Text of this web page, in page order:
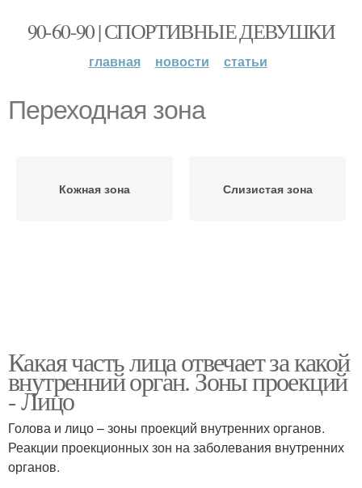
90-60-90 | СПОРТИВНЫЕ ДЕВУШКИ
главная новости статьи
Переходная зона
Кожная зона Слизистая зона
Какая часть лица отвечает за какой
внутренний орган. Зоны проекций
- Лицо
Голова и лицо – зоны проекций внутренних органов.
Реакции проекционных зон на заболевания внутренних
органов.